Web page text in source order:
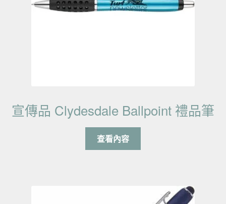
宣傳品 Clydesdale Ballpoint 禮品筆
查看內容